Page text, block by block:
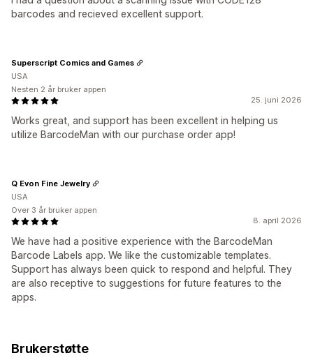
barcodes and recieved excellent support.
25. juni 2026
Works great, and support has been excellent in helping us
utilize BarcodeMan with our purchase order app!
Superscript Comics and Games
USA
Nesten 2 år bruker appen
8. april 2026
We have had a positive experience with the BarcodeMan
Barcode Labels app. We like the customizable templates.
Support has always been quick to respond and helpful. They
are also receptive to suggestions for future features to the
apps.
Q Evon Fine Jewelry
USA
Over 3 år bruker appen
Brukerstøtte